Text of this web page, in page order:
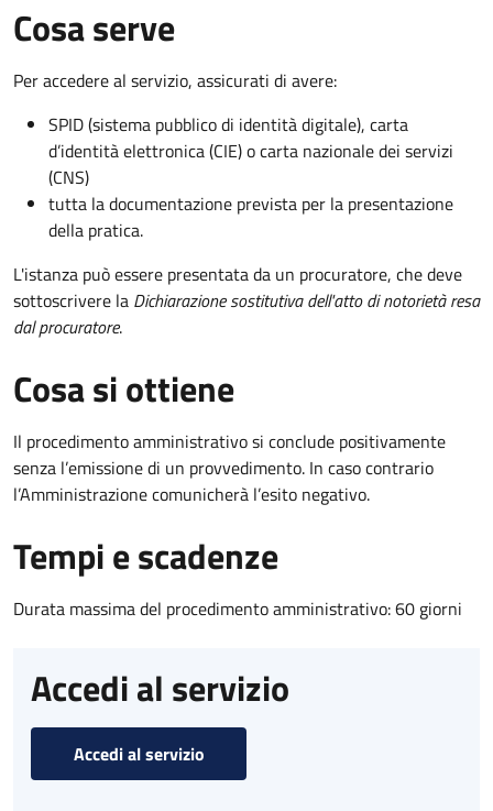
Cosa serve
Per accedere al servizio, assicurati di avere:
SPID (sistema pubblico di identità digitale), carta
d’identità elettronica (CIE) o carta nazionale dei servizi
(CNS)
tutta la documentazione prevista per la presentazione
della pratica.
L'istanza può essere presentata da un procuratore, che deve
sottoscrivere la Dichiarazione sostitutiva dell'atto di notorietà resa
dal procuratore.
Cosa si ottiene
Il procedimento amministrativo si conclude positivamente
senza l’emissione di un provvedimento. In caso contrario
l’Amministrazione comunicherà l’esito negativo.
Tempi e scadenze
Durata massima del procedimento amministrativo: 60 giorni
Accedi al servizio
Accedi al servizio